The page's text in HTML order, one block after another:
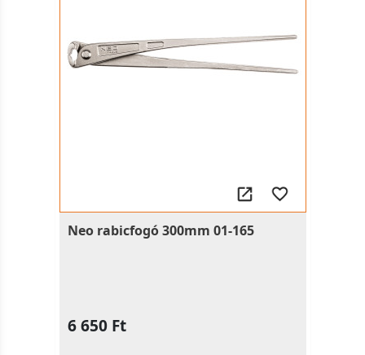
Neo rabicfogó 300mm 01-165
6 650 Ft